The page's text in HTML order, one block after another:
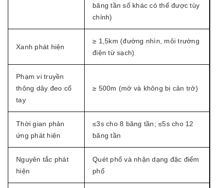
băng tần số khác có thể được tùy
chỉnh)
Xanh phát hiện
≥ 1,5km (đường nhìn, môi trường
điện từ sạch)
Phạm vi truyền
thông dây đeo cổ
tay
≥ 500m (mở và không bị cản trở)
Thời gian phản
ứng phát hiện
≤3s cho 8 băng tần; ≤5s cho 12
băng tần
Nguyên tắc phát
hiện
Quét phổ và nhận dạng đặc điểm
phổ